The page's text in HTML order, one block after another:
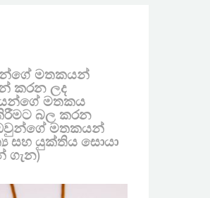
මතකයන්
කරන ලද
මතකය
බල කරන
ඔවුන්ගේ මතකයන්
සහ යුක්තිය සොයා
ගැන)